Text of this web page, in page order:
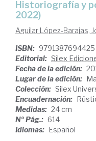
Historiografía y política en Alemania (1945-
2022)
Aguilar López-Barajas,
ISBN: 9791387694425
Editorial: Sílex
Fecha de la edición:
Lugar de la edición:
Colección: Silex
Encuadernación:
Medidas: 24 cm
Nº Pág.: 614
Idiomas:
Español